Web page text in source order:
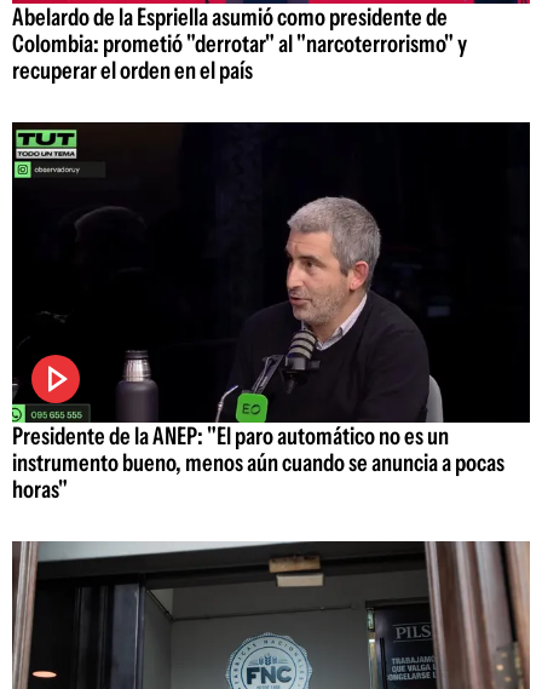
Abelardo de la Espriella asumió como presidente de
Colombia: prometió "derrotar" al "narcoterrorismo" y
recuperar el orden en el país
Presidente de la ANEP: "El paro automático no es un
instrumento bueno, menos aún cuando se anuncia a pocas
horas"